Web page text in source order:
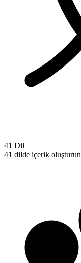
41 Dil
41 dilde içerik oluşturun